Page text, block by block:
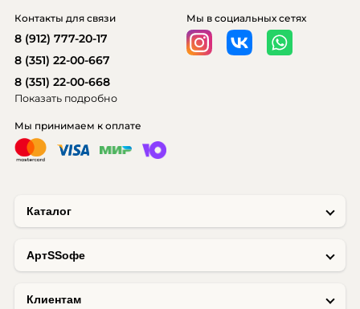
Каталог
AртSSофе
Клиентам
Мы принимаем к оплате
Мы в социальных сетях
Контакты для связи
8 (912) 777-20-17
8 (351) 22-00-667
8 (351) 22-00-668
Показать подробно